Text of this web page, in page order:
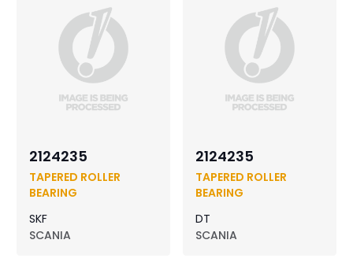
2124235
TAPERED ROLLER
BEARING
SKF
SCANIA
2124235
TAPERED ROLLER
BEARING
DT
SCANIA